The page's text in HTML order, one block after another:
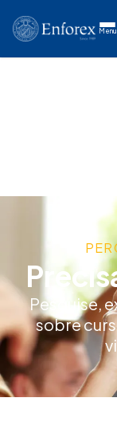
Menu
Pesquise,
sobre